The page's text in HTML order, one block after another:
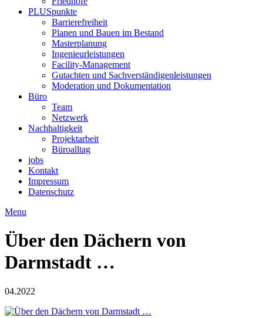
PLUSpunkte
Barrierefreiheit
Planen und Bauen im Bestand
Masterplanung
Ingenieurleistungen
Facility-Management
Gutachten und Sachverständigenleistungen
Moderation und Dokumentation
Büro
Team
Netzwerk
Nachhaltigkeit
Projektarbeit
Büroalltag
jobs
Kontakt
Impressum
Datenschutz
Menu
Über den Dächern von
Darmstadt …
04.2022